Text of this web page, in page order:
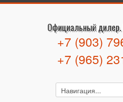
Официальный дилер.
+7 (903)
+7 (965)